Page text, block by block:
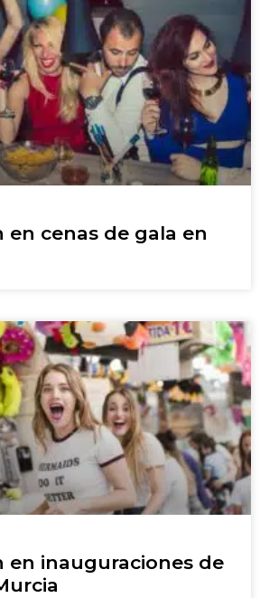
cenas de gala en
en inauguraciones de